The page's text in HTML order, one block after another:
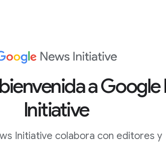
a Google
Initiative
Initiative colabora con editores y